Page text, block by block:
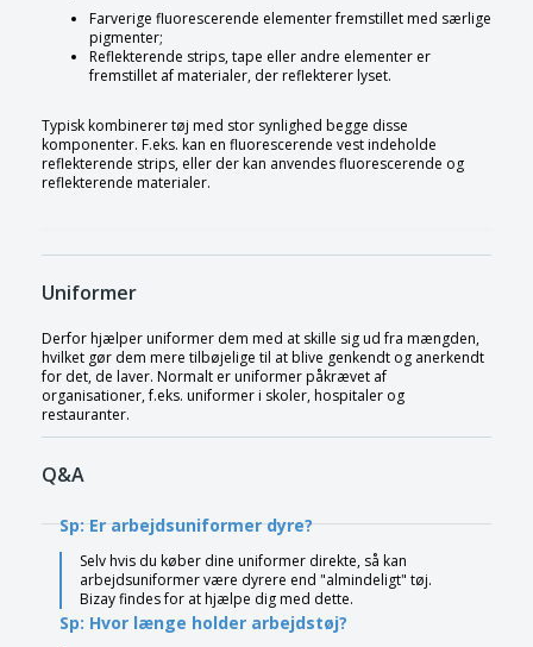
Farverige fluorescerende elementer fremstillet med særlige
pigmenter;
Reflekterende strips, tape eller andre elementer er
fremstillet af materialer, der reflekterer lyset.
Typisk kombinerer tøj med stor synlighed begge disse
komponenter. F.eks. kan en fluorescerende vest indeholde
reflekterende strips, eller der kan anvendes fluorescerende og
reflekterende materialer.
Uniformer
Derfor hjælper uniformer dem med at skille sig ud fra mængden,
hvilket gør dem mere tilbøjelige til at blive genkendt og anerkendt
for det, de laver. Normalt er uniformer påkrævet af
organisationer, f.eks. uniformer i skoler, hospitaler og
restauranter.
Q&A
Sp: Er arbejdsuniformer dyre?
Selv hvis du køber dine uniformer direkte, så kan
arbejdsuniformer være dyrere end "almindeligt" tøj.
Bizay findes for at hjælpe dig med dette.
Sp: Hvor længe holder arbejdstøj?